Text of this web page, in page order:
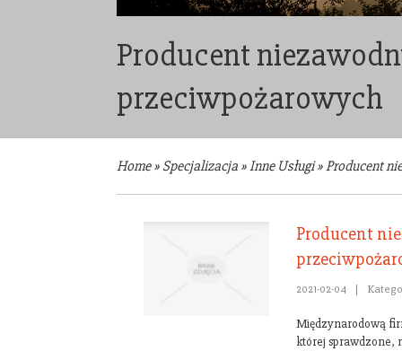
Producent
przeciwpożarowych
Home» Specjalizacja »Inne Usługi»Producent
Producent
2021-02-04 |
Międzynarodową
której sprawdzone,